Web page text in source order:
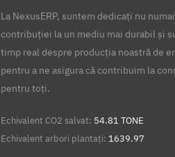
La NexusERP, suntem dedicați nu
contribuției la un mediu mai durabil și
timp real despre producția noastră de
pentru a ne asigura că contribuim la
pentru toți.
Echivalent CO2 salvat: 54.81 TONE
Echivalent arbori plantați: 1639.97